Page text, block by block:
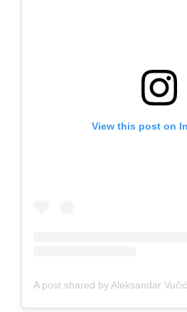
View this post on